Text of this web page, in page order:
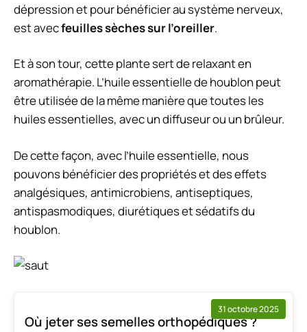
dépression et pour bénéficier au système nerveux,
est avecfeuilles sèches sur l’oreiller.
Et à son tour, cette plante sert de relaxant en
aromathérapie. L’huile essentielle de houblon peut
être utilisée de la même manière que toutes les
huiles essentielles, avec un diffuseur ou un brûleur.
De cette façon, avec l’huile essentielle, nous
pouvons bénéficier des propriétés et des effets
analgésiques, antimicrobiens, antiseptiques,
antispasmodiques, diurétiques et sédatifs du
houblon.
31 octobre 2025
Où jeter ses semelles orthopédiques ?